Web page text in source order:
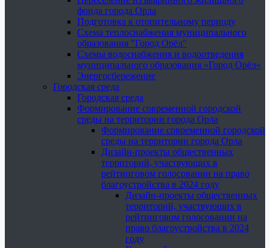
фонда города Орла
Подготовка к отопительному периоду
Схема теплоснабжения муниципального
образования "Город Орёл"
Схемы водоснабжения и водоотведения
муниципального образования «Город Орёл»
Энергосбережение
Городская среда
Городская среда
Формирование современной городской
среды на территории города Орла
Формирование современной городской
среды на территории города Орла
Дизайн-проекты общественных
территорий, участвующих в
рейтинговом голосовании на право
благоустройства в 2024 году
Дизайн-проекты общественных
территорий, участвующих в
рейтинговом голосовании на
право благоустройства в 2024
году